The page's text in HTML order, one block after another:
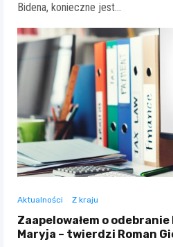
Bidena, konieczne jest…
Aktualności Z kraju
Zaapelowałem o
Maryja – twierdzi Roman